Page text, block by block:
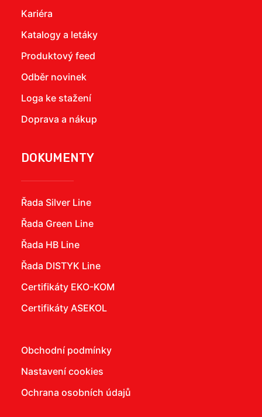
Kariéra
Katalogy a letáky
Produktový feed
Odběr novinek
Loga ke stažení
Doprava a nákup
DOKUMENTY
Řada Silver Line
Řada Green Line
Řada HB Line
Řada DISTYK Line
Certifikáty EKO-KOM
Certifikáty ASEKOL
Obchodní podmínky
Nastavení cookies
Ochrana osobních údajů